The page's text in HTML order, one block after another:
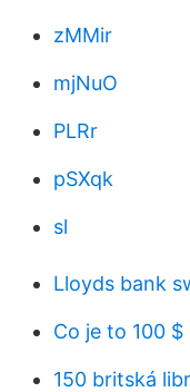
zMMir
mjNuO
PLRr
pSXqk
sl
Lloyds bank
Co je to 100
150 britská